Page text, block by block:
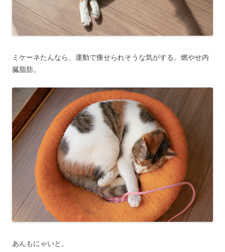
ミケーネたんなら、運動で痩せられそうな気がする。燃やせ内
臓脂肪。
あんもにゃいと。